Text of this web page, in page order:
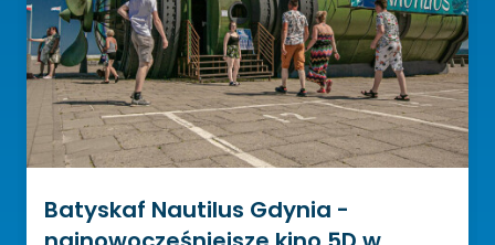
Batyskaf Nautilus Gdynia -